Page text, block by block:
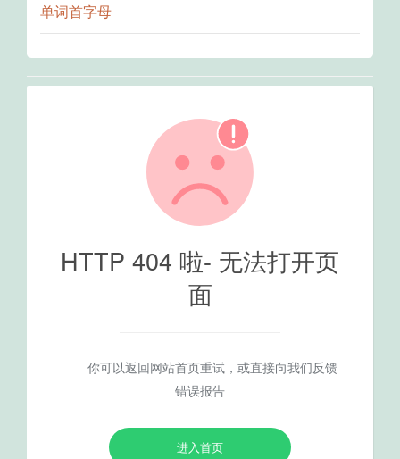
单词首字母
HTTP 404 啦- 无法打开页
面
你可以返回网站首页重试，或直接向我们反馈
错误报告
进入首页